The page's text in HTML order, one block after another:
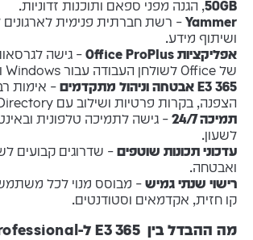
50GB, הגנה מפני ספאם ותוכנות זדוניות.
Yammer– רשת חברתית פנימית
ושיתוף מידע.
אפליקציות Office ProPlus
– גישה
של Office לשולחן העבודה עבור Windows ו-Mac.
365 E3 אבטחה וניהול מתקדמים
הצפנה, בקרות פרטיות ושילוב עם Active Directory.
תמיכה 24/7
– גישה לתמיכה טלפונית
לשעון.
עדכוני תכונות שוטפים– שדרוגים קבועים
ואבטחה.
רישוי שנתי גמיש– מבוסס מנוי לכל
קו חזית, אקדמאים וסטודנטים.
מה ההבדל בין 365 E3 ל-Office Professional?